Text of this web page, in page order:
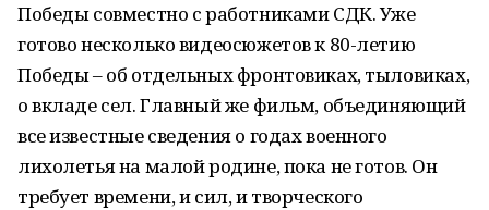
Победы совместно с работниками СДК. Уже
готово несколько видеосюжетов к 80-летию
Победы – об отдельных фронтовиках, тыловиках,
о вкладе сел. Главный же фильм, объединяющий
все известные сведения о годах военного
лихолетья на малой родине, пока не готов. Он
требует времени, и сил, и творческого